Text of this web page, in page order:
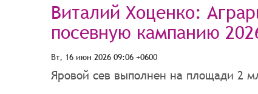
Виталий Хоценко:
посевную кампанию
Вт, 16 июн 2026 09:06 +0600
Яровой сев выполнен на площади 2